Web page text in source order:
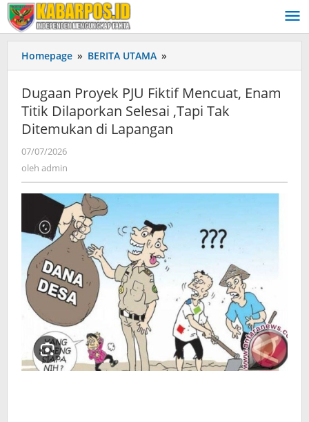
Lewati
ke
konten
Homepage » BERITA UTAMA »
Proyek
PJU
Fiktif
Mencuat,
Enam
,Tapi
di
Lapangan
Dugaan Proyek PJU Fiktif Mencuat, Enam
Titik Dilaporkan Selesai ,Tapi Tak
Ditemukan di Lapangan
07/07/2026
oleh admin